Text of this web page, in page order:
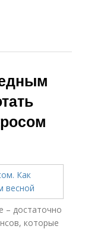
– достаточно
которые